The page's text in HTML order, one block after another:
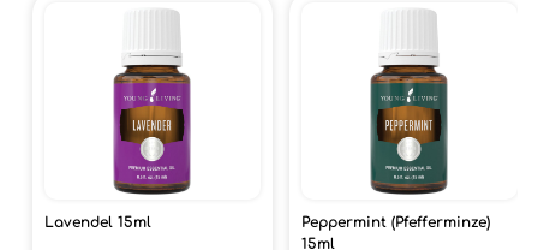
Lavendel 15ml
Peppermint (Pfefferminze)
15ml